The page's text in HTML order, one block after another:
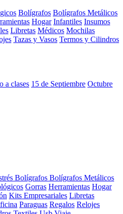
Bolígrafos Bolígrafos Metálicos
Hogar Infantiles Insumos
Libretas Médicos Mochilas
Tazas y Vasos Termos y Cilindros
a clases 15 de Septiembre Octubre
Bolígrafos Bolígrafos Metálicos
Gorras Herramientas Hogar
Kits Empresariales Libretas
Paraguas Regalos Relojes